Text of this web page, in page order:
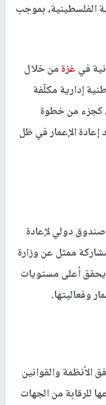
الفلسطينية، بموجب
فيغزةمن خلال
إدارية مكلّفة
كجزء من خطوة
الإعمار في ظل
دولي لإعادة
ممثل عن وزارة
يحقق أعلى مستويات
وفعاليتها.
الأنظمة والقوانين
للرقابة من الجهات